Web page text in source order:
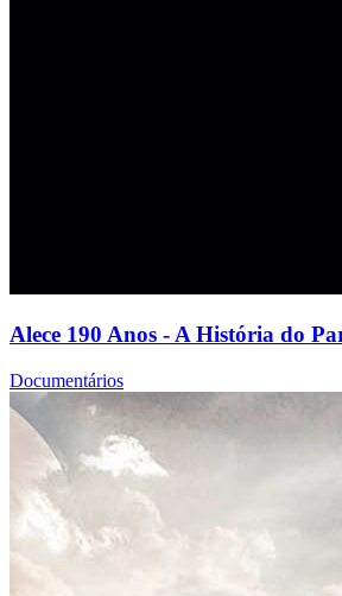
Alece 190 Anos - A História do
Documentários